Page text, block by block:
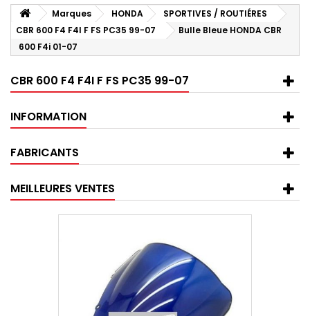
Marques HONDA
SPORTIVES / ROUTIÉRES
CBR 600 F4 F4I F FS PC35 99-07
Bulle Bleue HONDA CBR
600 F4i 01-07
CBR 600 F4 F4I F FS PC35 99-07
INFORMATION
FABRICANTS
MEILLEURES VENTES